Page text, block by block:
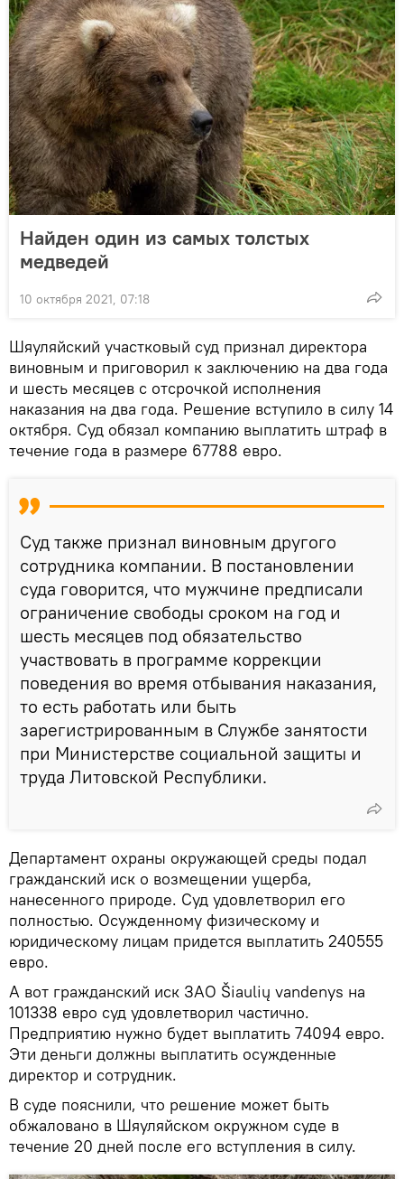
Найден один из самых толстых
медведей
10 октября 2021, 07:18
Шяуляйский участковый суд признал директора
виновным и приговорил к заключению на два года
и шесть месяцев с отсрочкой исполнения
наказания на два года. Решение вступило в силу 14
октября. Суд обязал компанию выплатить штраф в
течение года в размере 67788 евро.
Суд также признал виновным другого
сотрудника компании. В постановлении
суда говорится, что мужчине предписали
ограничение свободы сроком на год и
шесть месяцев под обязательство
участвовать в программе коррекции
поведения во время отбывания наказания,
то есть работать или быть
зарегистрированным в Службе занятости
при Министерстве социальной защиты и
труда Литовской Республики.
Департамент охраны окружающей среды подал
гражданский иск о возмещении ущерба,
нанесенного природе. Суд удовлетворил его
полностью. Осужденному физическому и
юридическому лицам придется выплатить 240555
евро.
А вот гражданский иск ЗАО Šiaulių vandenys на
101338 евро суд удовлетворил частично.
Предприятию нужно будет выплатить 74094 евро.
Эти деньги должны выплатить осужденные
директор и сотрудник.
В суде пояснили, что решение может быть
обжаловано в Шяуляйском окружном суде в
течение 20 дней после его вступления в силу.